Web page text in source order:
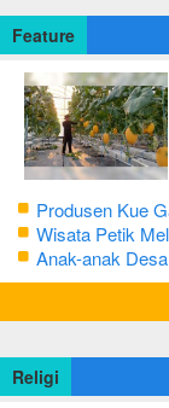
Feature
Produsen Kue
Puluhan Juta di
Wisata Petik
Sampai 5 Hari
Anak-anak
Puasa dengan
Religi